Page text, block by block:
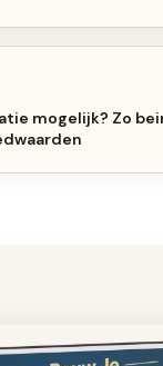
mogelijk? Zo